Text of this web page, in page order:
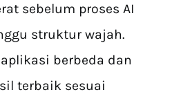
sebelum proses AI
struktur wajah.
berbeda dan
terbaik sesuai